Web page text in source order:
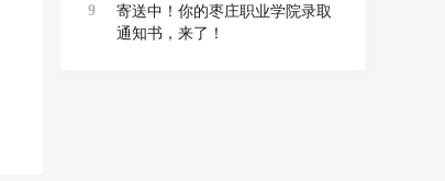
9
寄送中！你的枣庄职业学院录取
通知书，来了！